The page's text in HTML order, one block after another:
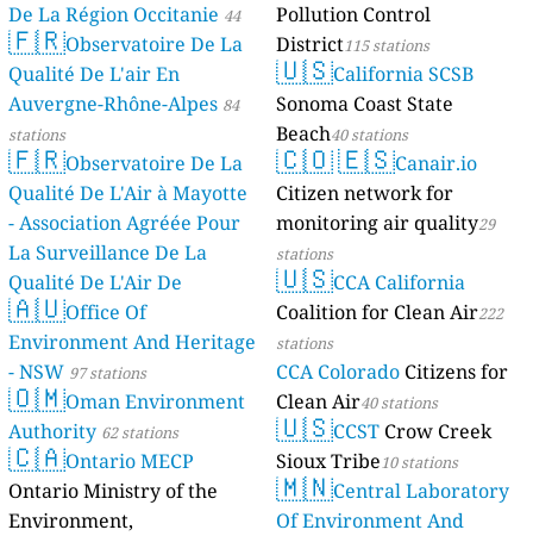
Pollution Control
District115 stations
🇺🇸California SCSB
Sonoma Coast State
Beach40 stations
🇨🇴🇪🇸Canair.io
Citizen network for
monitoring air quality29
stations
🇺🇸CCA California
Coalition for Clean Air222
stations
CCA Colorado Citizens for
Clean Air40 stations
🇺🇸CCST Crow Creek
Sioux Tribe10 stations
🇲🇳Central Laboratory
Of Environment And
De La Région Occitanie 44
stations
🇫🇷Observatoire De La
Qualité De L'air En
Auvergne-Rhône-Alpes 84
stations
🇫🇷Observatoire De La
Qualité De L'Air à Mayotte
- Association Agréée Pour
La Surveillance De La
Qualité De L'Air De
Mayotte 4 stations
🇦🇺Office Of
Environment And Heritage
- NSW 97 stations
🇴🇲Oman Environment
Authority 62 stations
🇨🇦Ontario MECP
Ontario Ministry of the
Environment,